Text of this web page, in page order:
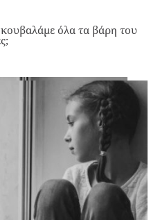
όλα τα βάρη του